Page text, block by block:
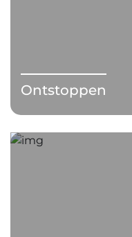
Ontstoppen